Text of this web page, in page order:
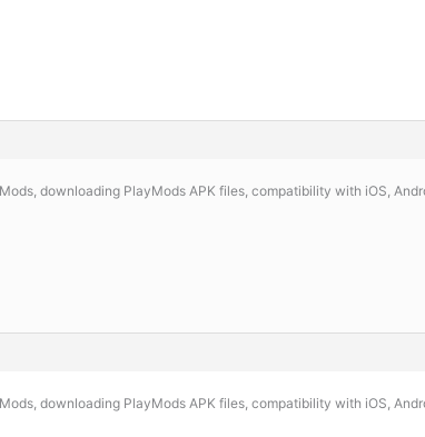
downloading PlayMods APK files, compatibility with iOS,
downloading PlayMods APK files, compatibility with iOS,